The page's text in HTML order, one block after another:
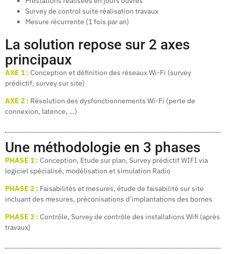
Survey de control suite réalisation travaux
Mesure récurrente (1 fois par an)
La solution repose sur 2 axes
principaux
AXE 1 : Conception et définition des réseaux Wi-Fi (survey
prédictif, survey sur site)
AXE 2 : Résolution des dysfonctionnements Wi-Fi (perte de
connexion, latence, …)
Une méthodologie en 3 phases
PHASE 1 : Conception, Etude sur plan, Survey prédictif WIFI via
logiciel spécialisé, modélisation et simulation Radio
PHASE 2 : Faisabilités et mesures, étude de faisabilité sur site
incluant des mesures, préconisations d’implantations des bornes
PHASE 3 : Contrôle, Survey de contrôle des installations Wifi (après
travaux)